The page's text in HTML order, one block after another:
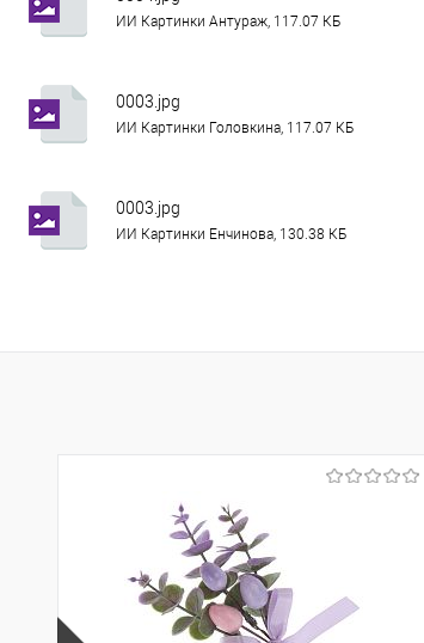
ИИ Картинки Антураж, 117.07 КБ
0003.jpg
ИИ Картинки Головкина, 117.07 КБ
0003.jpg
ИИ Картинки Енчинова, 130.38 КБ